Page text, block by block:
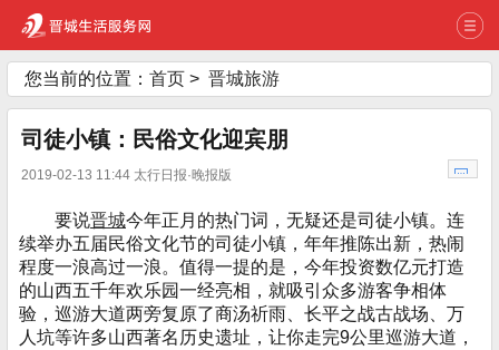
您当前的位置： 首页 > 晋城旅游
司徒小镇：民俗文化迎宾朋
2019-02-13 11:44 太行日报·晚报版
要说晋城今年正月的热门词，无疑还是司徒小镇。连
续举办五届民俗文化节的司徒小镇，年年推陈出新，热闹
程度一浪高过一浪。值得一提的是，今年投资数亿元打造
的山西五千年欢乐园一经亮相，就吸引众多游客争相体
验，巡游大道两旁复原了商汤祈雨、长平之战古战场、万
人坑等许多山西著名历史遗址，让你走完9公里巡游大道，